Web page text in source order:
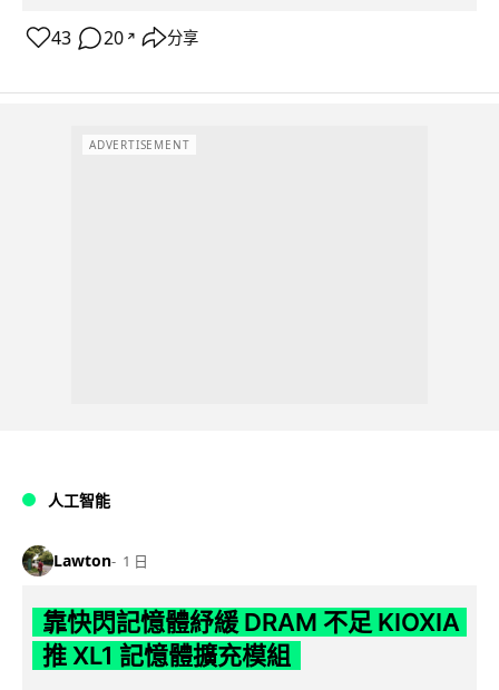
43 20 ↗ 分享
ADVERTISEMENT
人工智能
Lawton 1 日
靠快閃記憶體紓緩 DRAM 不足 KIOXIA
推 XL1 記憶體擴充模組